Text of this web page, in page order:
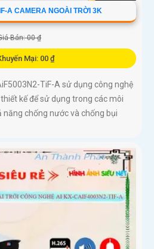
A CAMERA NGOÀI TRỜI 3K
Bán: 00 ₫
Mại: 00 ₫
TiF-A sử dụng công nghệ
kế để sử dụng trong các môi
chống nước và chống bụi